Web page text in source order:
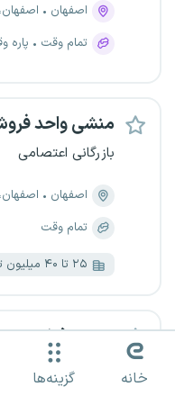
اصفهان
اصفهان،
تمام وقت
پاره
منشی واحد
بازرگانی اعتصامی
اصفهان
اصفهان،
تمام وقت
۲۵ تا ۴۰ میلیون تومان
منشی (رشته
گروه توسعه
خانه گزینه‌ها